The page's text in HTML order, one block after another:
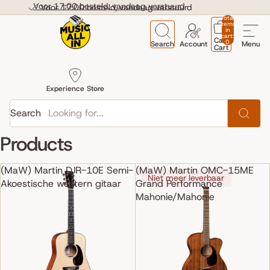
Voor 17:00 besteld, vandaag verstuurd
Voor 17:00 besteld, vandaag verstuurd
Menu
Search
Experience Store
Account
Total
items
in
cart:
0
Cart
Cart
Search
Products
(MaW) Martin DJR-10E Semi-
Akoestische western gitaar
(MaW) Martin OMC-15ME
Grand Performance
Mahonie/Mahonie
Niet meer leverbaar